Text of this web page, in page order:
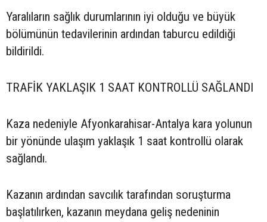
Yaralıların sağlık durumlarının iyi olduğu ve büyük
bölümünün tedavilerinin ardından taburcu edildiği
bildirildi.
TRAFİK YAKLAŞIK 1 SAAT KONTROLLÜ SAĞLANDI
Kaza nedeniyle Afyonkarahisar-Antalya kara yolunun
bir yönünde ulaşım yaklaşık 1 saat kontrollü olarak
sağlandı.
Kazanın ardından savcılık tarafından soruşturma
başlatılırken, kazanın meydana geliş nedeninin